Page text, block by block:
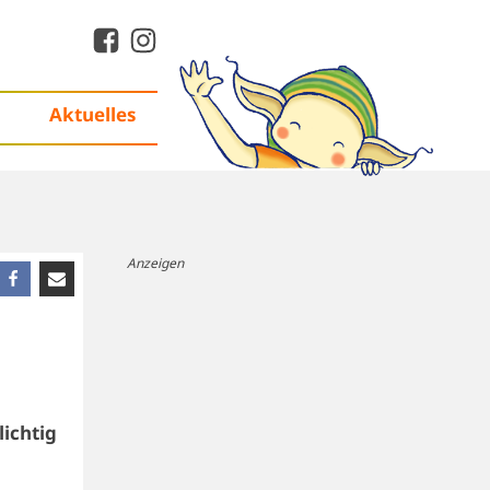
Aktuelles
Anzeigen